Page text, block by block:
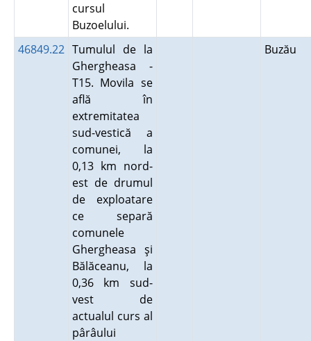
cursul
Buzoelului.
46849.22 Tumulul de la
Ghergheasa -
T15. Movila se
află în
extremitatea
sud-vestică a
comunei, la
0,13 km nord-
est de drumul
de exploatare
ce separă
comunele
Ghergheasa şi
Bălăceanu, la
0,36 km sud-
vest de
actualul curs al
pârâului
Buzău